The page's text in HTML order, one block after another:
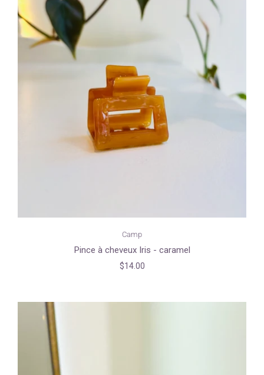
Camp
Pince à cheveux Iris - caramel
$14.00